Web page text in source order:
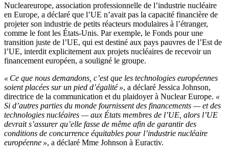
Nucleareurope, association professionnelle de l’industrie nucléaire
en Europe, a déclaré que l’UE n’avait pas la capacité financière de
projeter son industrie de petits réacteurs modulaires à l’étranger,
comme le font les États-Unis. Par exemple, le Fonds pour une
transition juste de l’UE, qui est destiné aux pays pauvres de l’Est de
l’UE, interdit explicitement aux projets nucléaires de recevoir un
financement européen, a souligné le groupe.
« Ce que nous demandons, c’est que les technologies européennes
soient placées sur un pied d’égalité », a déclaré Jessica Johnson,
directrice de la communication et du plaidoyer à Nuclear Europe. «
Si d’autres parties du monde fournissent des financements — et des
technologies nucléaires — aux États membres de l’UE, alors l’UE
devrait s’assurer qu’elle fasse de même afin de garantir des
conditions de concurrence équitables pour l’industrie nucléaire
européenne », a déclaré Mme Johnson à Euractiv.